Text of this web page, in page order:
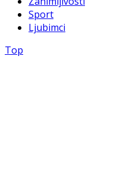
Sport
Ljubimci
Top